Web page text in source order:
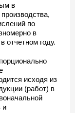
в
по
в
отчетном году.
исходя из
(работ) в
и